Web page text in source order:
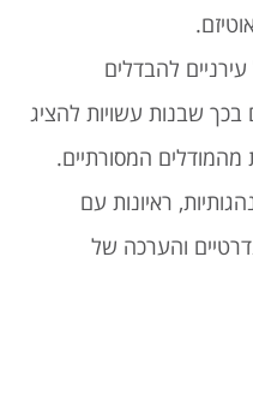
להבדלים
בכך שבנות עשויות להציג
מהמודלים המסורתיים.
ראיונות עם
והערכה של